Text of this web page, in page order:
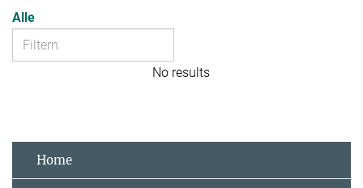
Alle
No results
Home